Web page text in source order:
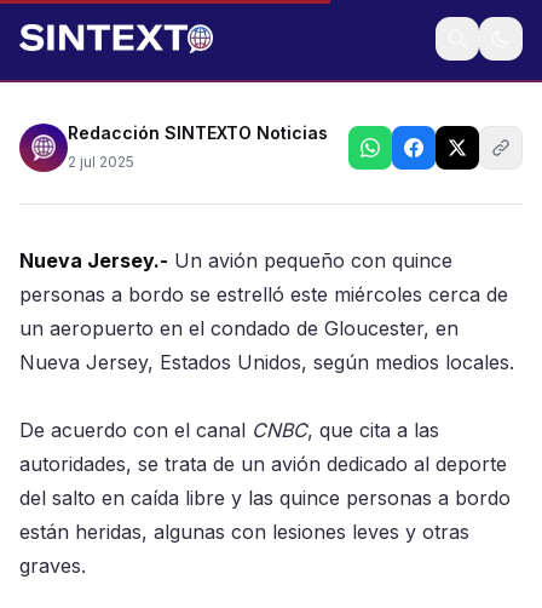
De acuerdo con medios locales el avión tipo Cessna
208B era utilizado para salto de caída libre y se
Redacción SINTEXTO Noticias
2 jul 2025
Nueva Jersey.- Un avión pequeño con quince
personas a bordo se estrelló este miércoles cerca de
un aeropuerto en el condado de Gloucester, en
Nueva Jersey, Estados Unidos, según medios locales.
De acuerdo con el canal CNBC, que cita a las
autoridades, se trata de un avión dedicado al deporte
del salto en caída libre y las quince personas a bordo
están heridas, algunas con lesiones leves y otras
graves.